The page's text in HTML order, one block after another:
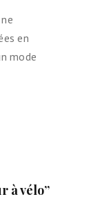
en
mode
à vélo”